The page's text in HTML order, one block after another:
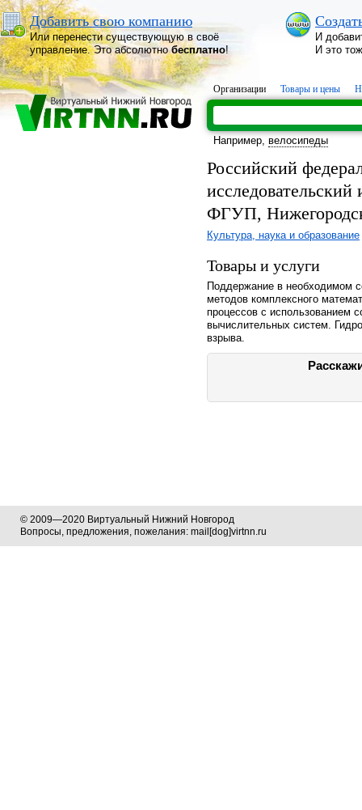
Добавить свою компанию
Или перенести существующую в своё
управление. Это абсолютнобесплатно!
И
И это
Организации Товары и цены
Например, велосипеды
Российский
ФГУП,
Культура, наука и образование
Товары и услуги
Поддержание в необходимом
методов комплексного
процессов с использованием
вычислительных систем.
взрыва.
© 2009—2020 Виртуальный Нижний Новгород
Вопросы, предложения, пожелания: mail[dog]virtnn.ru